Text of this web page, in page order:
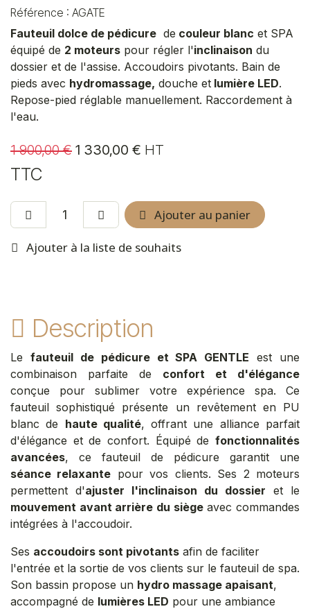
Référence : AGATE
Fauteuil dolce de pédicure de couleur blanc et SPA
équipé de 2 moteurs pour régler l'inclinaison du
dossier et de l'assise. Accoudoirs pivotants. Bain de
pieds avec hydromassage, douche et lumière LED.
Repose-pied réglable manuellement. Raccordement à
l'eau.
1 900,00€ 1 330,00 € HT
TTC
Ajouter au panier
Ajouter à la liste de souhaits
Description
Le fauteuil de pédicure et SPA GENTLE est une
combinaison parfaite de confort et d'élégance
conçue pour sublimer votre expérience spa. Ce
fauteuil sophistiqué présente un revêtement en PU
blanc de haute qualité, offrant une alliance parfait
d'élégance et de confort. Équipé de fonctionnalités
avancées, ce fauteuil de pédicure garantit une
séance relaxante pour vos clients. Ses 2 moteurs
permettent d'ajuster l'inclinaison du dossier et le
mouvement avant arrière du siègeavec commandes
intégrées à l'accoudoir.
Ses accoudoirs sont pivotants afin de faciliter
l'entrée et la sortie de vos clients sur le fauteuil de spa.
Son bassin propose un hydro massage apaisant,
accompagné de lumières LED pour une ambiance